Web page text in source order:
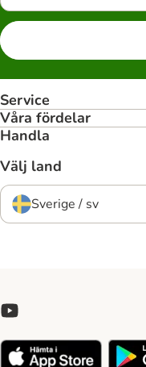
Service
Våra fördelar
Handla
Välj land
Sverige / sv